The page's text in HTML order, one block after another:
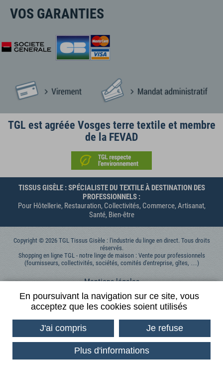
VOS GARANTIES
TGL est agréée Vosges terre textile et membre
de la FEVAD
TISSUS GISÈLE : SPÉCIALISTE DU TEXTILE À DESTINATION DES
PROFESSIONNELS :
Pour Hôtellerie, Restauration, Collectivités, Commerce, Artisanat,
Santé, Bien-être
Copyright © 2026 TGL Tissus Gisèle : l'industrie du linge en direct. Tous droits
réservés.
Shopping en ligne TGL - notre linge de maison : Vente pour professionnels
(fournisseurs, collectivités, sociétés, comités d'entreprise, gîtes, …)
Mentions légales
Données personnelles
Contactez-nous
Conditions générales de vente
Conditions Générales d'Utilisation
En poursuivant la navigation sur ce site, vous
acceptez que les cookies soient utilisés
J'ai compris Je refuse
Plus d'informations